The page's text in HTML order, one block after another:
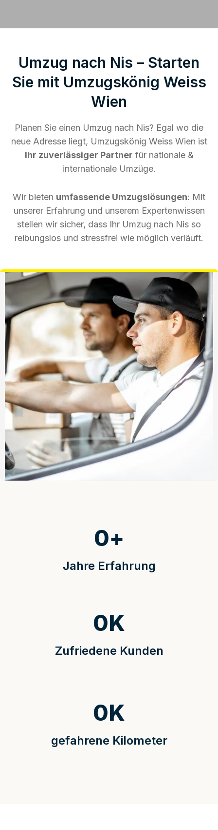
Umzug nach Nis – Starten
Sie mit Umzugskönig Weiss
Wien
Planen Sie einen Umzug nach Nis? Egal wo die
neue Adresse liegt, Umzugskönig Weiss Wien ist
Ihr zuverlässiger Partner für nationale &
internationale Umzüge.
Wir bieten umfassende Umzugslösungen: Mit
unserer Erfahrung und unserem Expertenwissen
stellen wir sicher, dass Ihr Umzug nach Nis so
reibungslos und stressfrei wie möglich verläuft.
Jahre Erfahrung
0+
Zufriedene Kunden
0K
gefahrene Kilometer
0K